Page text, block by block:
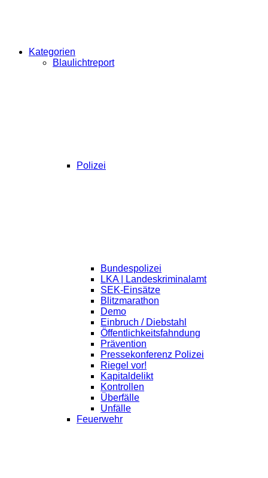
Kategorien
Blaulichtreport
Polizei
Bundespolizei
LKA | Landeskriminalamt
SEK-Einsätze
Blitzmarathon
Demo
Einbruch / Diebstahl
Öffentlichkeitsfahndung
Prävention
Pressekonferenz Polizei
Riegel vor!
Kapitaldelikt
Kontrollen
Überfälle
Unfälle
Feuerwehr